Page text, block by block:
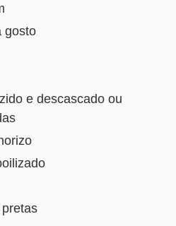
gosto
e descascado ou